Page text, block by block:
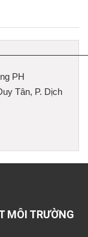
PH
Tân, P. Dịch
MÔI TRƯỜNG